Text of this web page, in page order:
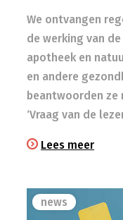
We ontvangen
de werking van
apotheek en
en andere
beantwoorden ze
‘Vraag van de
Lees meer
news